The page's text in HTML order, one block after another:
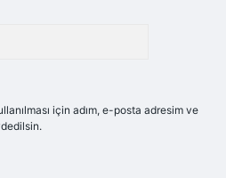
için adım, e-posta adresim ve